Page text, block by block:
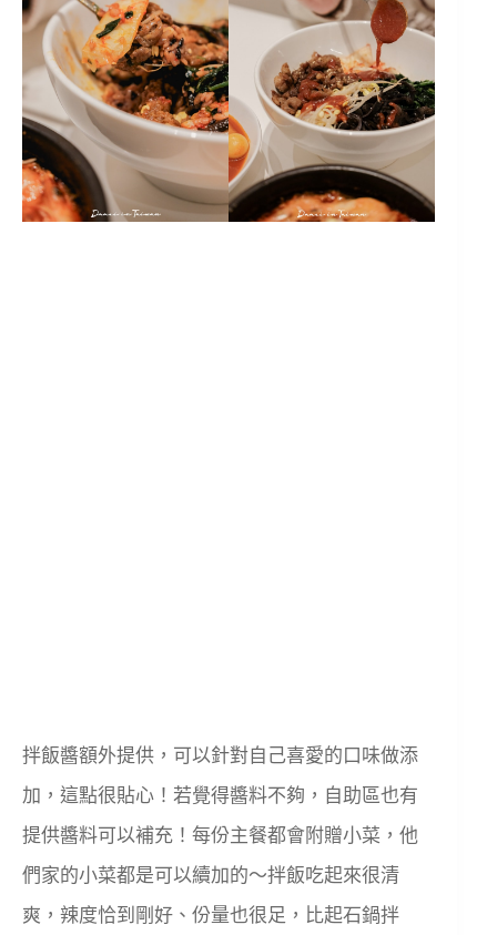
拌飯醬額外提供，可以針對自己喜愛的口味做添
加，這點很貼心！若覺得醬料不夠，自助區也有
提供醬料可以補充！每份主餐都會附贈小菜，他
們家的小菜都是可以續加的～拌飯吃起來很清
爽，辣度恰到剛好、份量也很足，比起石鍋拌